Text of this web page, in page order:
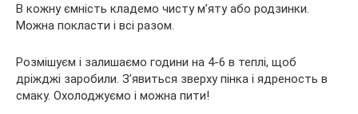
В кожну ємність кладемо чисту м’яту або родзинки.
Можна покласти і всі разом.
Розмішуєм і залишаємо години на 4-6 в теплі, щоб
дріжджі заробили. З’явиться зверху пінка і ядреность в
смаку. Охолоджуємо і можна пити!